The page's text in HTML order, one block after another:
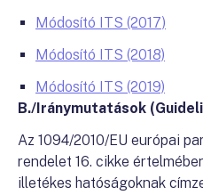
Módosító ITS (2017)
Módosító ITS (2018)
Módosító ITS (2019)
B./Iránymutatások
Az 1094/2010/EU európai
rendelet 16. cikke
illetékes hatóságoknak